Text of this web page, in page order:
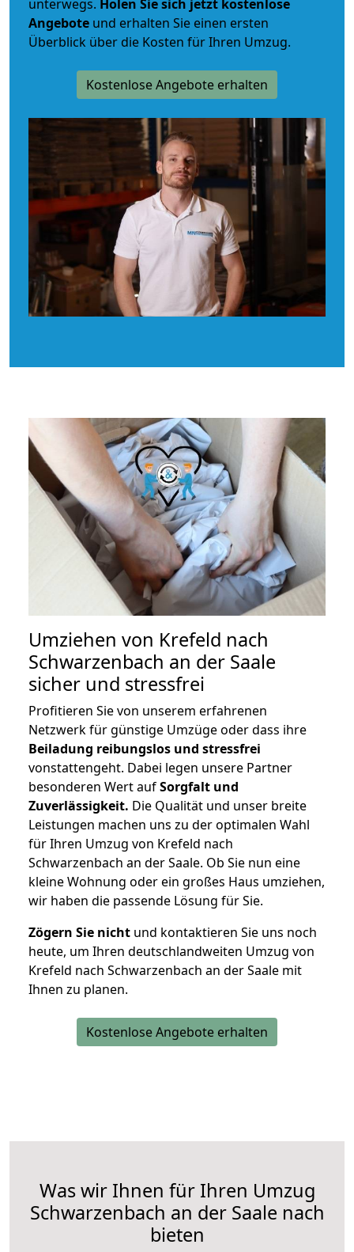
unterwegs. Holen Sie sich jetzt kostenlose
Angebote und erhalten Sie einen ersten
Überblick über die Kosten für Ihren Umzug.
Kostenlose Angebote erhalten
Umziehen von Krefeld nach
Schwarzenbach an der Saale
sicher und stressfrei
Profitieren Sie von unserem erfahrenen
Netzwerk für günstige Umzüge oder dass ihre
Beiladung reibungslos und stressfrei
vonstattengeht. Dabei legen unsere Partner
besonderen Wert aufSorgfalt und
Zuverlässigkeit. Die Qualität und unser breite
Leistungen machen uns zu der optimalen Wahl
für Ihren Umzug von Krefeld nach
Schwarzenbach an der Saale. Ob Sie nun eine
kleine Wohnung oder ein großes Haus umziehen,
wir haben die passende Lösung für Sie.
Zögern Sie nicht und kontaktieren Sie uns noch
heute, um Ihren deutschlandweiten Umzug von
Krefeld nach Schwarzenbach an der Saale mit
Ihnen zu planen.
Kostenlose Angebote erhalten
Was wir Ihnen für Ihren Umzug
Schwarzenbach an der Saale nach
bieten